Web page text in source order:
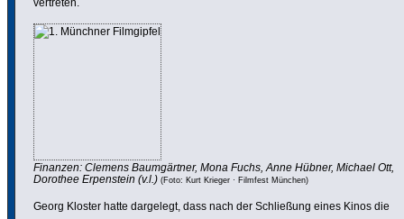
vertreten.
Finanzen: Clemens Baum­gärtner, Mona Fuchs, Anne Hübner, Michael Ott,
Dorothee Erpen­stein (v.l.) (Foto: Kurt Krieger · Filmfest München)
Georg Kloster hatte dargelegt, dass nach der Schließung eines Kinos die